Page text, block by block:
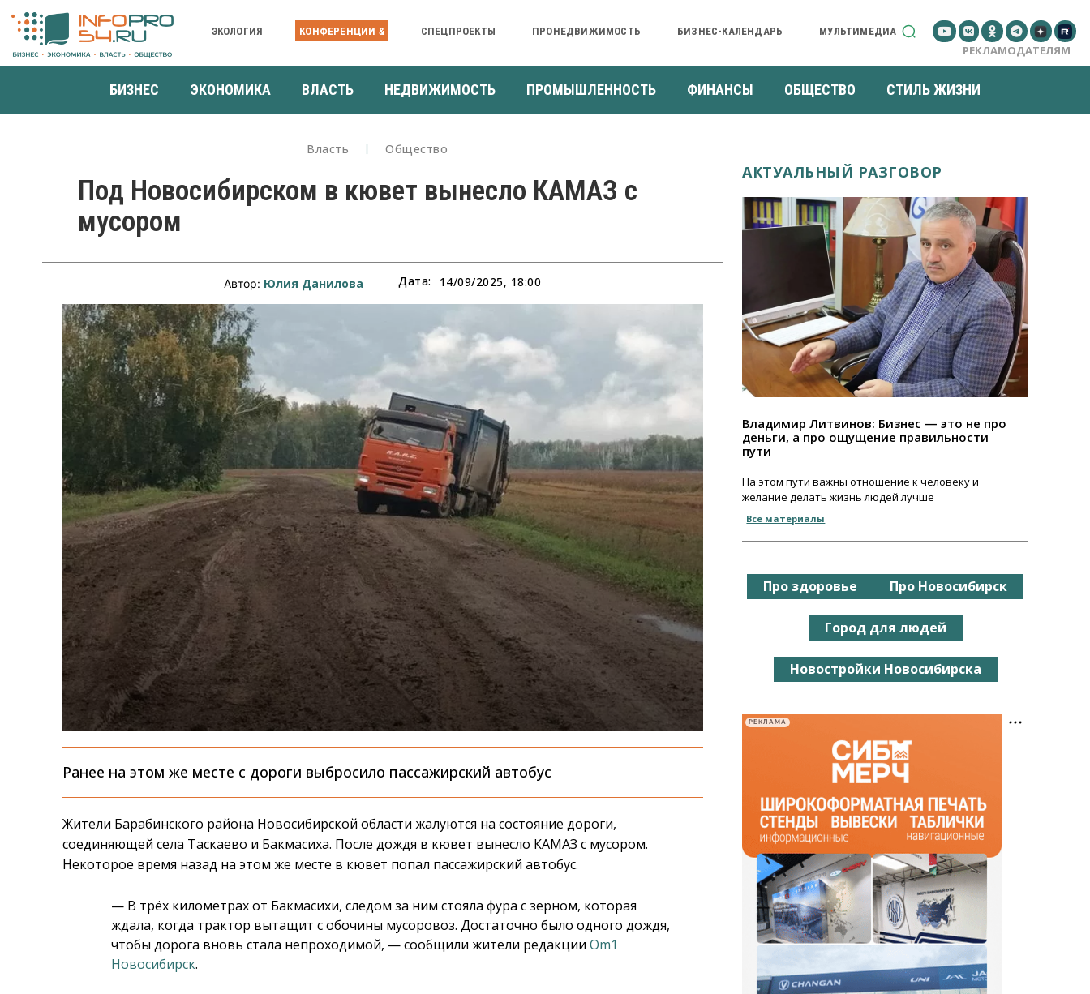
ЭКОЛОГИЯ КОНФЕРЕНЦИИ & СПЕЦПРОЕКТЫ ПРОНЕДВИЖИМОСТЬ БИЗНЕС-КАЛЕНДАРЬ МУЛЬТИМЕДИА
РЕКЛАМОДАТЕЛЯМ
БИЗНЕС ЭКОНОМИКА ВЛАСТЬ НЕДВИЖИМОСТЬ ПРОМЫШЛЕННОСТЬ ФИНАНСЫ ОБЩЕСТВО СТИЛЬ ЖИЗНИ
Власть Общество
Под Новосибирском в кювет вынесло КАМАЗ с
мусором
Автор: Юлия Данилова Дата: 14/09/2025, 18:00
Ранее на этом же месте с дороги выбросило пассажирский автобус
Жители Барабинского района Новосибирской области жалуются на состояние дороги,
соединяющей села Таскаево и Бакмасиха. После дождя в кювет вынесло КАМАЗ с мусором.
Некоторое время назад на этом же месте в кювет попал пассажирский автобус.
— В трёх километрах от Бакмасихи, следом за ним стояла фура с зерном, которая
ждала, когда трактор вытащит с обочины мусоровоз. Достаточно было одного дождя,
чтобы дорога вновь стала непроходимой, — сообщили жители редакции Om1
Новосибирск.
АКТУАЛЬНЫЙ РАЗГОВОР
Владимир Литвинов: Бизнес — это не про
деньги, а про ощущение правильности
пути
На этом пути важны отношение к человеку и
желание делать жизнь людей лучше
Все материалы
Про здоровье Про Новосибирск
Город для людей
Новостройки Новосибирска
РЕКЛАМА